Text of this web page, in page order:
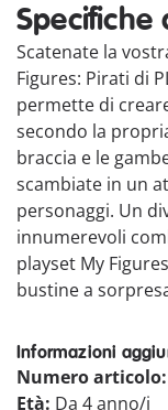
Specifiche
Scatenate la
Figures: Pirati di
permette di
secondo la
braccia e le
scambiate in un
personaggi. Un
innumerevoli
playset My
bustine a
Informazioni
Numero articolo:
Età: Da 4 anno/i